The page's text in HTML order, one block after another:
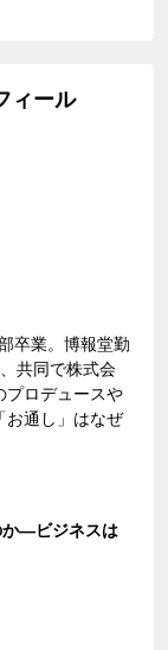
ィール
卒業。博報堂勤
共同で株式会
プロデュースや
お通し」はなぜ
か―ビジネスは